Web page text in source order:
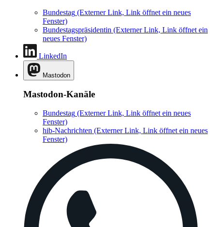
Bundestag (Externer Link, Link öffnet ein neues
Fenster)
Bundestagspräsidentin (Externer Link, Link öffnet ein
neues Fenster)
LinkedIn
Mastodon
Mastodon-Kanäle
Bundestag (Externer Link, Link öffnet ein neues
Fenster)
hib-Nachrichten (Externer Link, Link öffnet ein neues
Fenster)